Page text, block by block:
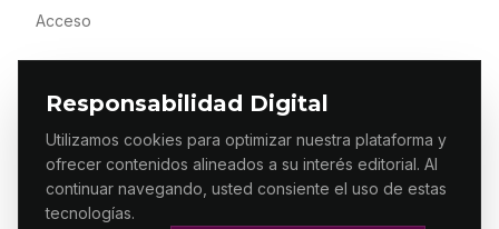
Responsabilidad Digital
Utilizamos cookies para optimizar nuestra plataforma y
ofrecer contenidos alineados a su interés editorial. Al
continuar navegando, usted consiente el uso de estas
tecnologías.
Acceso
© 2026 ES PRIMERA MX. ALGUNOS DERECHOS
RESERVADOS / DESIGNMAKING.MX